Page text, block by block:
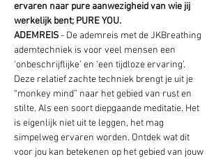
ervaren naar pure aanwezigheid van wie jij
werkelijk bent; PURE YOU.
ADEMREIS - De ademreis met de JKBreathing
ademtechniek is voor veel mensen een
'onbeschrijflijke' en ‘een tijdloze ervaring’.
Deze relatief zachte techniek brengt je uit je
“monkey mind” naar het gebied van rust en
stilte. Als een soort diepgaande meditatie. Het
is eigenlijk niet uit te leggen, het mag
simpelweg ervaren worden. Ontdek wat dit
voor jou kan betekenen op het gebied van jouw